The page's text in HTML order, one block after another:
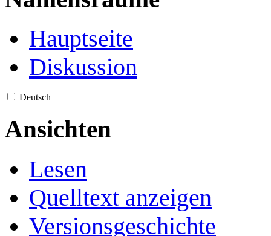
Hauptseite
Diskussion
Deutsch
Ansichten
Lesen
Quelltext anzeigen
Versionsgeschichte